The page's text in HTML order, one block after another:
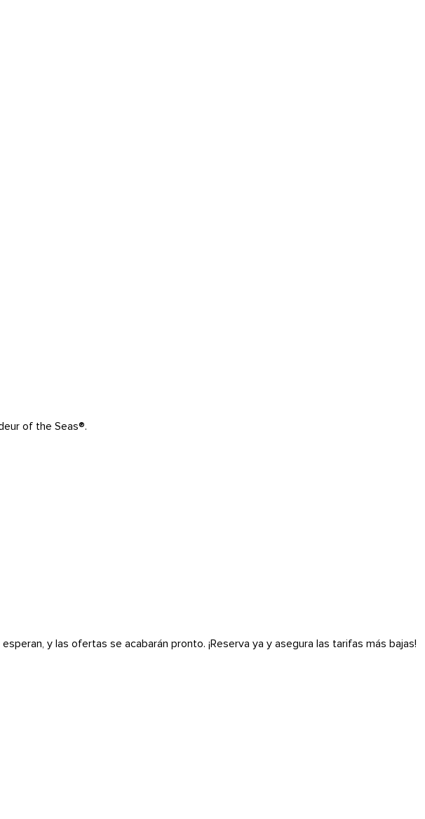
of the Seas®.
y las ofertas se acabarán pronto. ¡Reserva ya y asegura las tarifas más bajas!